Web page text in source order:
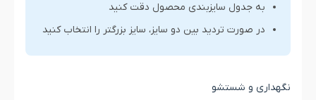
به جدول سایزبندی محصول دقت کنید
در صورت تردید بین دو سایز، سایز بزرگتر را انتخاب کنید
نگهداری و شستشو